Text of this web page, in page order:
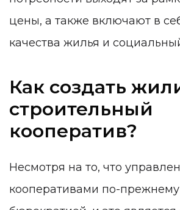
цены, а также включают в
качества жилья и
Как создать
строительный
кооператив?
Несмотря на то, что
кооперативами по-